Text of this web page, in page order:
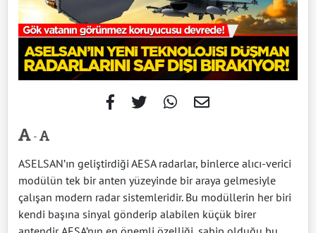
-
ASELSAN’ın geliştirdiği AESA radarlar, binlerce alıcı-verici
modülün tek bir anten yüzeyinde bir araya gelmesiyle
çalışan modern radar sistemleridir. Bu modüllerin her biri
kendi başına sinyal gönderip alabilen küçük birer